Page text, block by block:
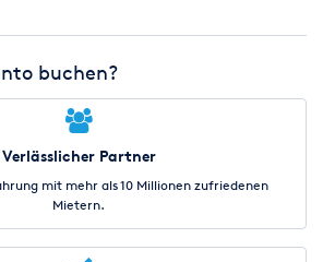
buchen?
Verlässlicher Partner
mit mehr als 10 Millionen zufriedenen
Mietern.